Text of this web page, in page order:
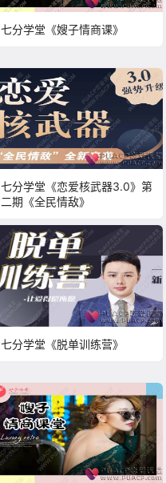
七分学堂《嫂子情商课》
七分学堂《恋爱核武器3.0》第
二期《全民情敌》
七分学堂《脱单训练营》